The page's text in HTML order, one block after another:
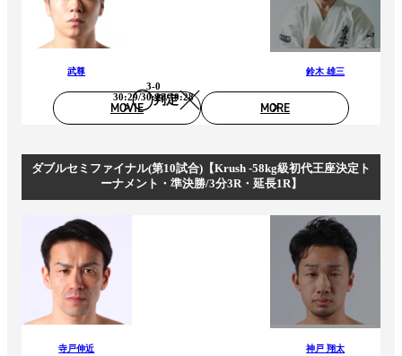
武尊
判定
3-0
30:29/30:28/30:28
鈴木 雄三
MOVIE MORE
ダブルセミファイナル(第10試合)【Krush -58kg級初代王座決定ト
ーナメント・準決勝/3分3R・延長1R】
寺戸伸近 神戸 翔太